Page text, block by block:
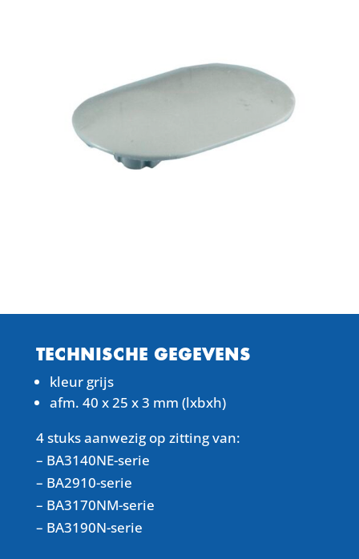
TECHNISCHE GEGEVENS
kleur grijs
afm. 40 x 25 x 3 mm (lxbxh)
4 stuks aanwezig op zitting van:
– BA3140NE-serie
– BA2910-serie
– BA3170NM-serie
– BA3190N-serie